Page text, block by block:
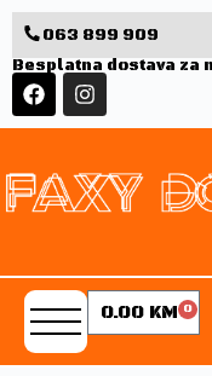
063 899 909
Besplatna dostava za
0.00 KM 0